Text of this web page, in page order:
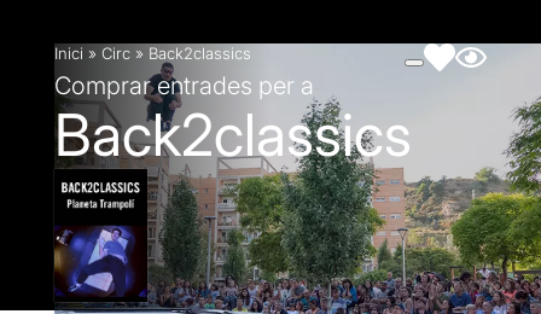
Inici » Circ » Back2classics
Comprar entrades per a
Back2classics